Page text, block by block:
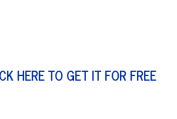
HERE TO GET IT FOR FREE